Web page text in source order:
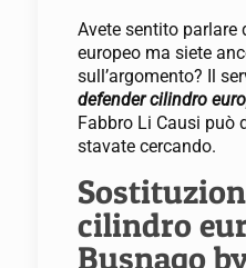
Avete sentito parlare
europeo ma siete
sull’argomento? Il
defender cilindro
Fabbro Li Causi può
stavate cercando.
cilindro
Busnago